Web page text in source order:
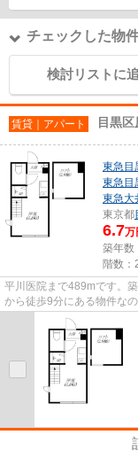
チェックした物
検討リストに
賃貸｜アパート 目黒
東急目
東急目
東急大
東京都
6.7万
築年数
階数：
平川医院まで489mです。
から徒歩9分にある物件な
の方も満足度の高いデザイ